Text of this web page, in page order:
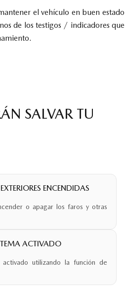
el vehículo en buen estado
de los testigos / indicadores que
SALVAR TU
ENCENDIDAS
o apagar los faros y otras
ACTIVADO
utilizando la función de